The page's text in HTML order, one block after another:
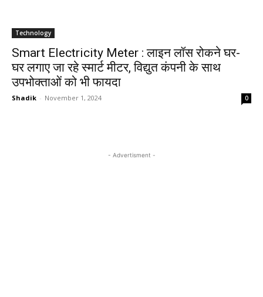
Technology
Smart Electricity Meter : लाइन लॉस रोकने घर-
घर लगाए जा रहे स्मार्ट मीटर, विद्युत कंपनी के साथ
उपभोक्ताओं को भी फायदा
Shadik - November 1, 2024 0
- Advertisment -